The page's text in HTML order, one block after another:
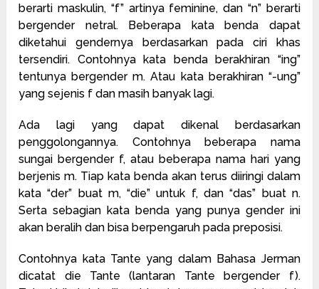
berarti maskulin, “f” artinya feminine, dan “n” berarti
bergender netral. Beberapa kata benda dapat
diketahui gendernya berdasarkan pada ciri khas
tersendiri. Contohnya kata benda berakhiran “ing”
tentunya bergender m. Atau kata berakhiran “-ung”
yang sejenis f dan masih banyak lagi.
Ada lagi yang dapat dikenal berdasarkan
penggolongannya. Contohnya beberapa nama
sungai bergender f, atau beberapa nama hari yang
berjenis m. Tiap kata benda akan terus diiringi dalam
kata “der” buat m, “die” untuk f, dan “das” buat n.
Serta sebagian kata benda yang punya gender ini
akan beralih dan bisa berpengaruh pada preposisi.
Contohnya kata Tante yang dalam Bahasa Jerman
dicatat die Tante (lantaran Tante bergender f).